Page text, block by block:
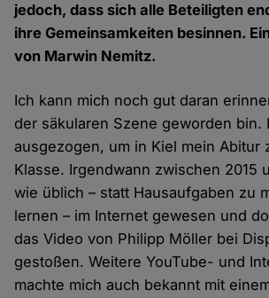
jedoch, dass sich alle Beteiligten
ihre Gemeinsamkeiten besinnen.
von Marwin Nemitz.
Ich kann mich noch gut daran
der säkularen Szene geworden bin.
ausgezogen, um in Kiel mein Abitur
Klasse. Irgendwann zwischen 2015
wie üblich – statt Hausaufgaben zu
lernen – im Internet gewesen und
das Video von Philipp Möller bei
gestoßen. Weitere YouTube- und
machte mich auch bekannt mit